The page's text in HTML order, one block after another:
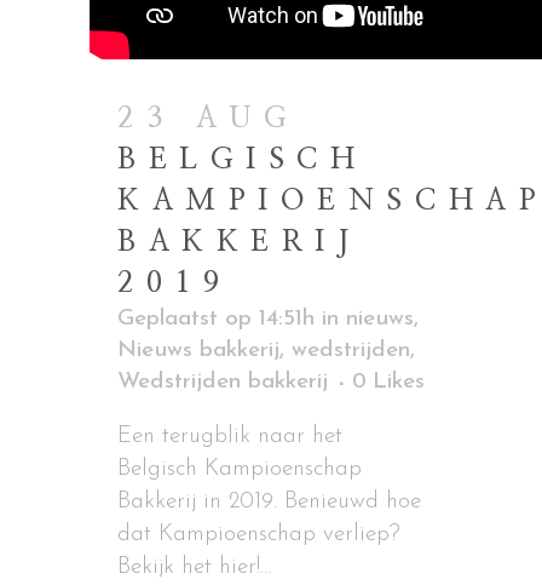
23 AUG
BELGISCH
BAKKERIJ
2019
Geplaatst op 14:51h in nieuws,
Nieuws bakkerij, wedstrijden,
Wedstrijden bakkerij
0 Likes
Een terugblik naar het
Belgisch Kampioenschap
Bakkerij in 2019. Benieuwd hoe
dat Kampioenschap verliep?
Bekijk het hier!...